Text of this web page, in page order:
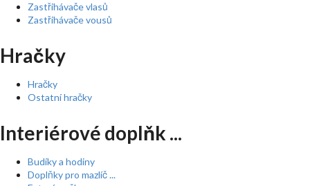
Zastřihávače vlasů
Zastřihávače vousů
Hračky
Hračky
Ostatní hračky
Interiérové doplňk ...
Budíky a hodiny
Doplňky pro mazlíč ...